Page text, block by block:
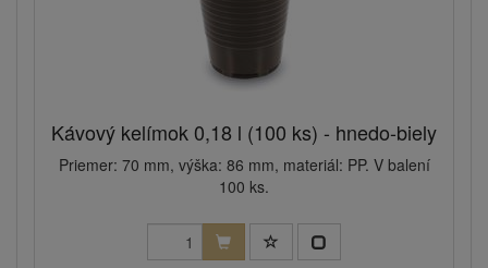
Kávový kelímok 0,18 l (100 ks) - hnedo-biely
Priemer: 70 mm, výška: 86 mm, materiál: PP. V balení
100 ks.